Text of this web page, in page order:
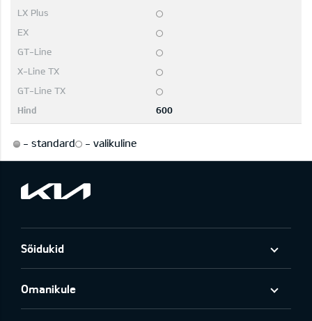
600
- standard - valikuline
Sõidukid
Omanikule